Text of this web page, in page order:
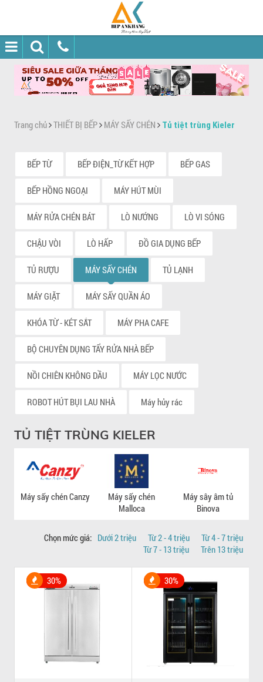
Trang chủ THIẾT BỊ BẾP MÁY SẤY CHÉN Tủ tiệt trùng Kieler
BẾP TỪ BẾP ĐIỆN_TỪ KẾT HỢP BẾP GAS
BẾP HỒNG NGOẠI MÁY HÚT MÙI
MÁY RỬA CHÉN BÁT LÒ NƯỚNG LÒ VI SÓNG
CHẬU VÒI LÒ HẤP ĐỒ GIA DỤNG BẾP
TỦ RƯỢU MÁY SẤY CHÉN TỦ LẠNH
MÁY GIẶT MÁY SẤY QUẦN ÁO
KHÓA TỪ - KÉT SẮT MÁY PHA CAFE
BỘ CHUYÊN DỤNG TẨY RỬA NHÀ BẾP
NỒI CHIÊN KHÔNG DẦU MÁY LỌC NƯỚC
ROBOT HÚT BỤI LAU NHÀ Máy hủy rác
TỦ TIỆT TRÙNG KIELER
Máy sấy chén Canzy
Máy sấy chén
Malloca
Máy sây âm tủ
Binova
Chọn mức giá: Dưới 2 triệu Từ 2 - 4 triệu
Từ 4 - 7 triệu
Từ 7 - 13 triệu
Trên 13 triệu
30% 30%